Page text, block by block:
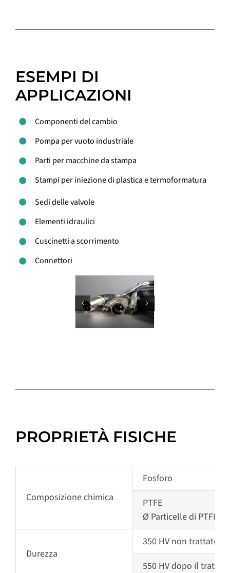
ESEMPI DI
APPLICAZIONI
Componenti del cambio
Pompa per vuoto industriale
Parti per macchine da stampa
Stampi per iniezione di plastica e termoformatura
Sedi delle valvole
Elementi idraulici
Cuscinetti a scorrimento
Connettori
PROPRIETÀ FISICHE
Composizione chimica
Fosforo
PTFE
Ø Particelle di PTFE
Durezza
350 HV non trattato
550 HV dopo il